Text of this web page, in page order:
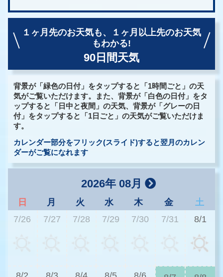
１ヶ月先のお天気も、
１ヶ月以上先のお天気
もわかる!
90日間天気
背景が「緑色の日付」をタップすると「1時間ごと」の天
気がご覧いただけます。また、背景が「白色の日付」をタ
ップすると「日中と夜間」の天気、背景が「グレーの日
付」をタップすると「1日ごと」の天気がご覧いただけま
す。
カレンダー部分をフリック(スライド)すると翌月のカレン
ダーがご覧になれます
2026年 08月
日 月 火 水 木 金
土
7/26
7/27 7/28 7/29 7/30 7/31 8/1